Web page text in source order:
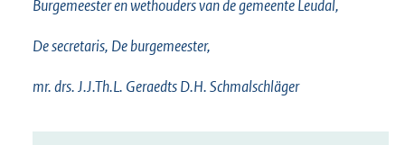
Burgemeester en wethouders van de gemeente Leudal,
De secretaris, De burgemeester,
mr. drs. J.J.Th.L. Geraedts D.H. Schmalschläger